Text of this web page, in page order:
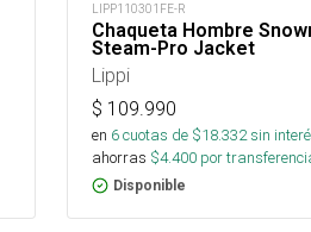
LIPP110301FE-R
Chaqueta Hombre
Steam-Pro Jacket
Lippi
$ 109.990
en 6cuotas de $18.332sin
ahorras $4.400 por
Disponible